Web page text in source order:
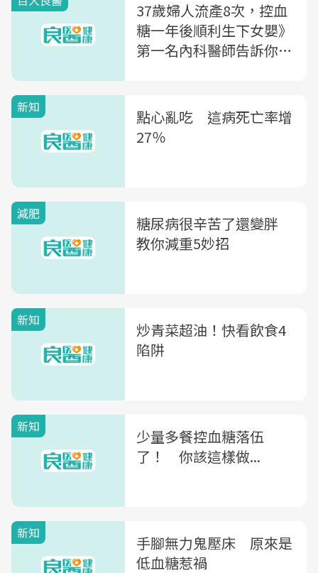
37歲婦人流產8次，控血
糖一年後順利生下女嬰》
第一名內科醫師告訴你：
新知
點心亂吃 這病死亡率增
27％
減肥
糖尿病很辛苦了還變胖
教你減重5妙招
新知
炒青菜超油！快看飲食4
陷阱
新知
少量多餐控血糖落伍
了！ 你該這樣做...
新知
手腳無力鬼壓床 原來是
低血糖惹禍